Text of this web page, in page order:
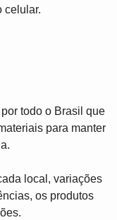
celular.
todo o Brasil que
para manter
local, variações
os produtos